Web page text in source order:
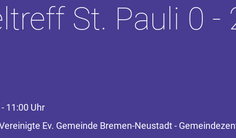
St. Pauli 0 -
11:00 Uhr
Ev. Gemeinde Bremen-Neustadt -